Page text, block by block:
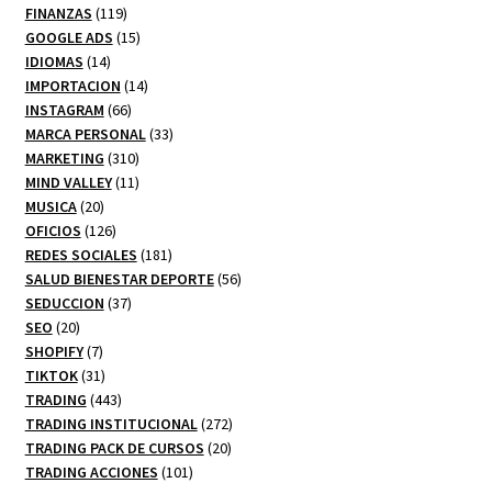
productos
FINANZAS 119119
productos
GOOGLE ADS 1515
IDIOMAS 1414
productos
IMPORTACION 1414
INSTAGRAM 6666
productos
MARCA PERSONAL 3333
MARKETING 310310
productos
MIND VALLEY 1111
MUSICA 2020
productos
OFICIOS 126126
productos
REDES SOCIALES 181181
productos
SALUD BIENESTAR DEPORTE 5656
SEDUCCION 3737
SEO 2020
productos
SHOPIFY 77
productos
TIKTOK 3131
productos
TRADING 443443
productos
TRADING INSTITUCIONAL 272272
productos
TRADING PACK DE CURSOS 2020
TRADING ACCIONES 101101